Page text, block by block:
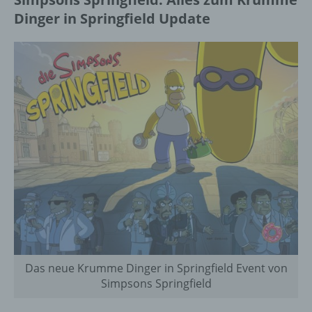
Dinger in Springfield Update
Das neue Krumme Dinger in Springfield Event von
Simpsons Springfield